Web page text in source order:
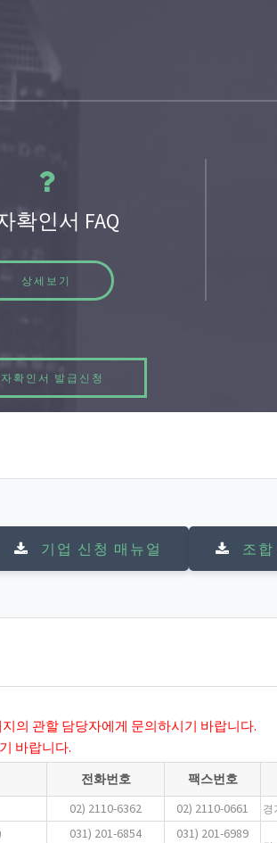
확인서 FAQ
상세보기
확인서 발급신청
기업 신청 매뉴얼 조
의 관할 담당자에게 문의하시기 바랍니다.
바랍니다.
전화번호 팩스번호
02) 2110-6362 02) 2110-0661 경
031) 201-6854 031) 201-6989